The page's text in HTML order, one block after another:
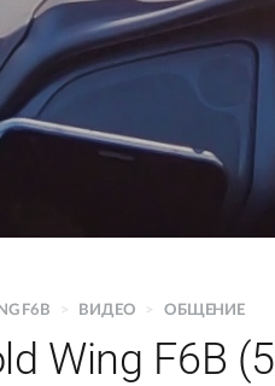
F6B > ВИДЕО > ОБЩЕНИЕ
Wing F6B (5